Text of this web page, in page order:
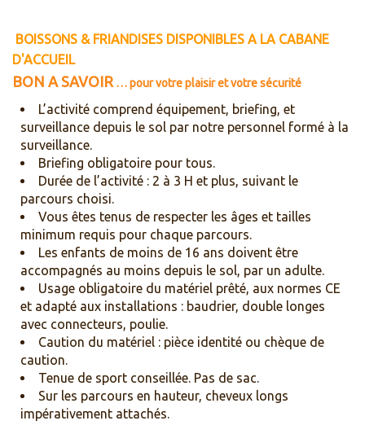
BOISSONS & FRIANDISES DISPONIBLES A LA CABANE
D'ACCUEIL
BON A SAVOIR … pour votre plaisir et votre sécurité
L’activité comprend équipement, briefing, et
surveillance depuis le sol par notre personnel formé à la
surveillance.
Briefing obligatoire pour tous.
Durée de l’activité : 2 à 3 H et plus, suivant le
parcours choisi.
Vous êtes tenus de respecter les âges et tailles
minimum requis pour chaque parcours.
Les enfants de moins de 16 ans doivent être
accompagnés au moins depuis le sol, par un adulte.
Usage obligatoire du matériel prêté, aux normes CE
et adapté aux installations : baudrier, double longes
avec connecteurs, poulie.
Caution du matériel : pièce identité ou chèque de
caution.
Tenue de sport conseillée. Pas de sac.
Sur les parcours en hauteur, cheveux longs
impérativement attachés.